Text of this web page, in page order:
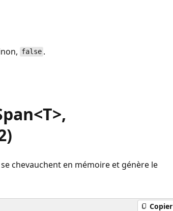
false.
chevauchent en mémoire et génère le
Copier